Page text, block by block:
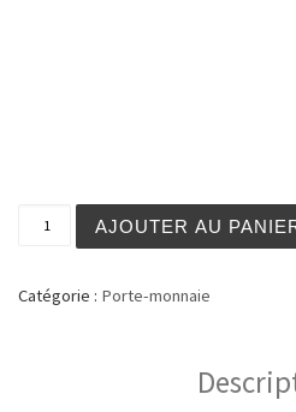
AJOUTER AU
Catégorie : Porte-monnaie